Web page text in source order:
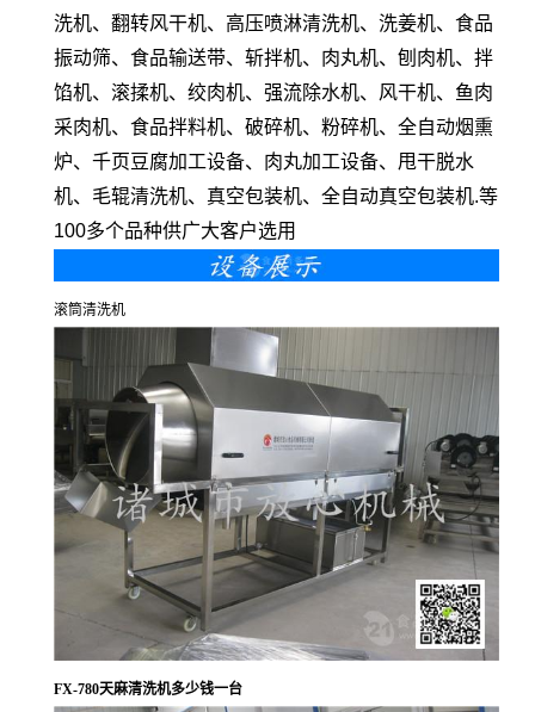
洗机、翻转风干机、高压喷淋清洗机、洗姜机、食品
振动筛、食品输送带、斩拌机、肉丸机、刨肉机、拌
馅机、滚揉机、绞肉机、强流除水机、风干机、鱼肉
采肉机、食品拌料机、破碎机、粉碎机、全自动烟熏
炉、千页豆腐加工设备、肉丸加工设备、甩干脱水
机、毛辊清洗机、真空包装机、全自动真空包装机.等
100多个品种供广大客户选用
滚筒清洗机
FX-780天麻清洗机多少钱一台